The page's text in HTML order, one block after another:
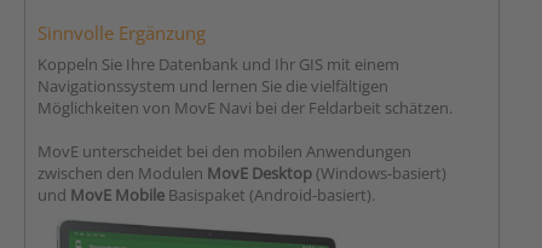
Sinnvolle Ergänzung
Koppeln Sie Ihre Datenbank und Ihr GIS mit einem
Navigationssystem und lernen Sie die vielfältigen
Möglichkeiten von MovE Navi bei der Feldarbeit schätzen.
MovE unterscheidet bei den mobilen Anwendungen
zwischen den Modulen MovE Desktop(Windows-basiert)
und MovE Mobile Basispaket (Android-basiert).